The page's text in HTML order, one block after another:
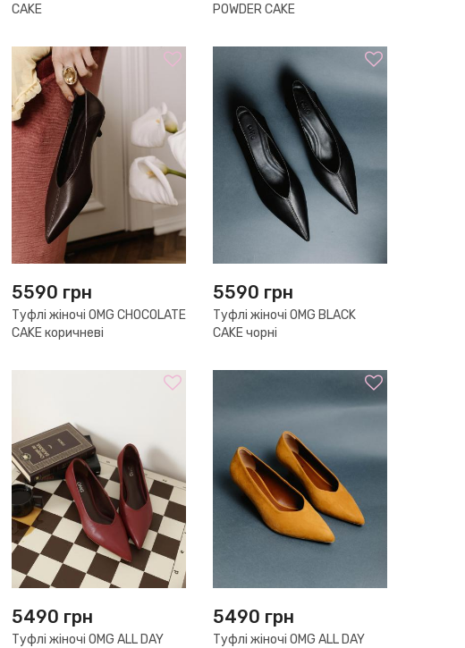
CAKE
POWDER CAKE
5590 грн
Туфлі жіночі OMG CHOCOLATE
CAKE коричневі
5590 грн
Туфлі жіночі OMG BLACK
CAKE чорні
5490 грн
Туфлі жіночі OMG ALL DAY
5490 грн
Туфлі жіночі OMG ALL DAY